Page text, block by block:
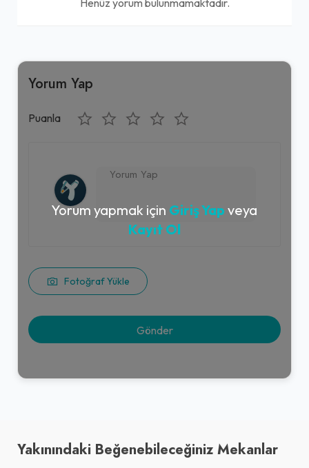
Yorum Yap
Puanla
Fotoğraf Yükle
Yorum yapmak için Giriş Yap veya
Kayıt Ol
Yakınındaki Beğenebileceğiniz Mekanlar